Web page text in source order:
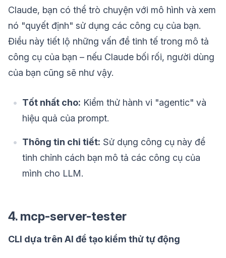
Claude, bạn có thể trò chuyện với mô hình và xem
nó "quyết định" sử dụng các công cụ của bạn.
Điều này tiết lộ những vấn đề tinh tế trong mô tả
công cụ của bạn – nếu Claude bối rối, người dùng
của bạn cũng sẽ như vậy.
Tốt nhất cho: Kiểm thử hành vi "agentic" và
hiệu quả của prompt.
Thông tin chi tiết: Sử dụng công cụ này để
tinh chỉnh cách bạn mô tả các công cụ của
mình cho LLM.
4. mcp-server-tester
CLI dựa trên AI để tạo kiểm thử tự động